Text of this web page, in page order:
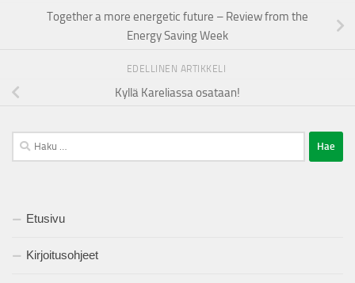
Together a more energetic future – Review from the
Energy Saving Week
EDELLINEN ARTIKKELI
Kyllä Kareliassa osataan!
Haku:
Etusivu
Kirjoitusohjeet